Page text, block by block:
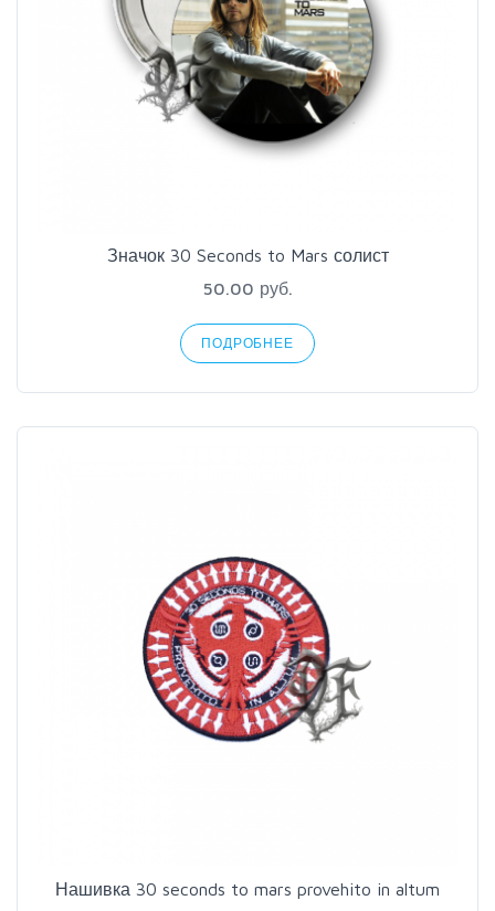
Значок 30 Seconds to Mars солист
50.00 руб.
ПОДРОБНЕЕ
Нашивка 30 seconds to mars provehito in altum